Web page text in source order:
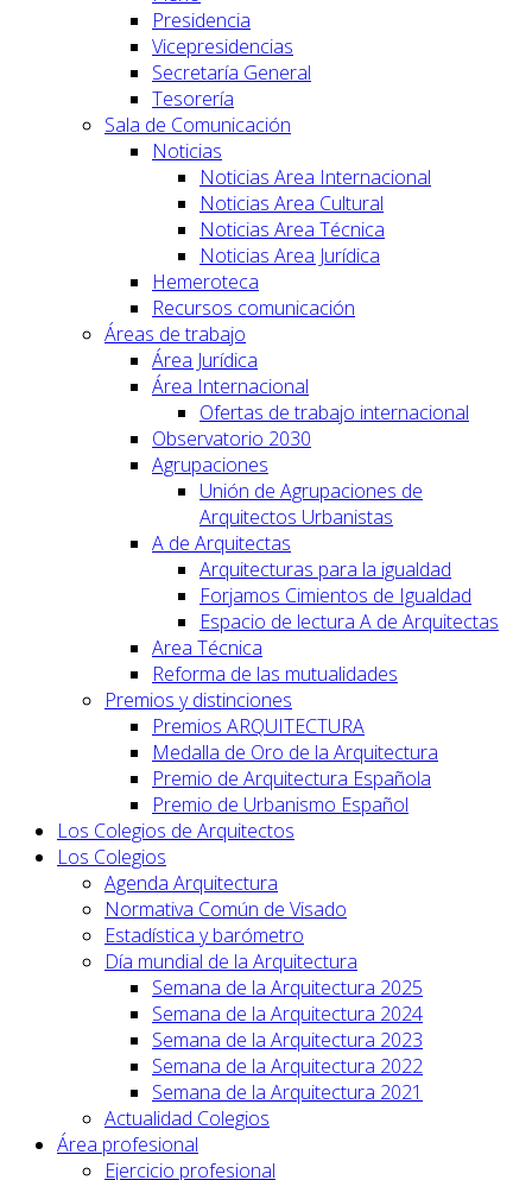
Presidencia
Vicepresidencias
Secretaría General
Tesorería
Sala de Comunicación
Noticias
Noticias Area Internacional
Noticias Area Cultural
Noticias Area Técnica
Noticias Area Jurídica
Hemeroteca
Recursos comunicación
Áreas de trabajo
Área Jurídica
Área Internacional
Ofertas de trabajo internacional
Observatorio 2030
Agrupaciones
Unión de Agrupaciones de
Arquitectos Urbanistas
A de Arquitectas
Arquitecturas para la igualdad
Forjamos Cimientos de Igualdad
Espacio de lectura A de Arquitectas
Area Técnica
Reforma de las mutualidades
Premios y distinciones
Premios ARQUITECTURA
Medalla de Oro de la Arquitectura
Premio de Arquitectura Española
Premio de Urbanismo Español
Los Colegios de Arquitectos
Los Colegios
Agenda Arquitectura
Normativa Común de Visado
Estadística y barómetro
Día mundial de la Arquitectura
Semana de la Arquitectura 2025
Semana de la Arquitectura 2024
Semana de la Arquitectura 2023
Semana de la Arquitectura 2022
Semana de la Arquitectura 2021
Actualidad Colegios
Área profesional
Ejercicio profesional